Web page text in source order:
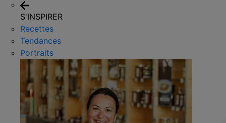
S'INSPIRER
Recettes
Tendances
Portraits